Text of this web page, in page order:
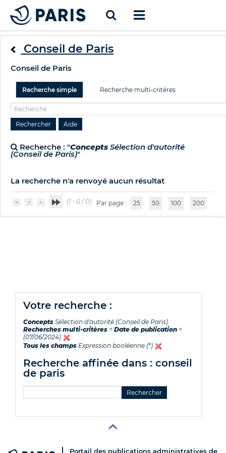
Conseil de Paris
Conseil de Paris
Recherche simple Recherche multi-critères
Recherche : "Concepts Sélection d'autorité
(Conseil de Paris)"
La recherche n'a renvoyé aucun résultat
(1 - 0 / 0) Par page : 25 50 100 200
votre recherche :
Concepts Sélection d'autorité (Conseil de Paris)
Recherches multi-critères = Date de publication =
(07/06/2024)
Tous les champs Expression booléenne (*)
recherche affinée dans : conseil
de paris
Portail des publications administratives de